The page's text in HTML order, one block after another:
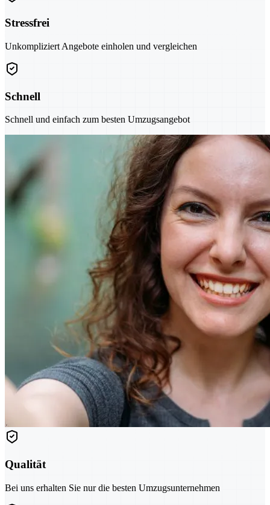
Stressfrei
Unkompliziert Angebote einholen und vergleichen
Schnell
Schnell und einfach zum besten Umzugsangebot
Qualität
Bei uns erhalten Sie nur die besten Umzugsunternehmen